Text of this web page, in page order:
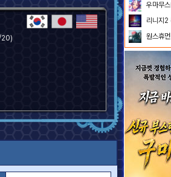
20)
원스휴먼